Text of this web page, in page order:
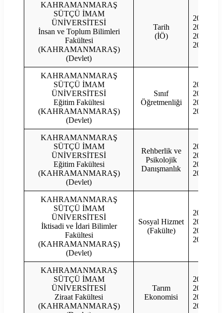
KAHRAMANMARAŞ
SÜTÇÜ İMAM
ÜNİVERSİTESİ
İnsan ve Toplum Bilimleri
Fakültesi
(KAHRAMANMARAŞ)
(Devlet)
Tarih
(İÖ)
2023
2022
2021
2020
KAHRAMANMARAŞ
SÜTÇÜ İMAM
ÜNİVERSİTESİ
Eğitim Fakültesi
(KAHRAMANMARAŞ)
(Devlet)
Sınıf
Öğretmenliği
2023
2022
2021
2020
KAHRAMANMARAŞ
SÜTÇÜ İMAM
ÜNİVERSİTESİ
Eğitim Fakültesi
(KAHRAMANMARAŞ)
(Devlet)
Rehberlik ve
Psikolojik
Danışmanlık
2023
2022
2021
2020
KAHRAMANMARAŞ
SÜTÇÜ İMAM
ÜNİVERSİTESİ
İktisadi ve İdari Bilimler
Fakültesi
(KAHRAMANMARAŞ)
(Devlet)
Sosyal Hizmet
(Fakülte)
2023
2022
2021
2020
KAHRAMANMARAŞ
SÜTÇÜ İMAM
ÜNİVERSİTESİ
Ziraat Fakültesi
(KAHRAMANMARAŞ)
Tarım
Ekonomisi
2023
2022
2021
2020